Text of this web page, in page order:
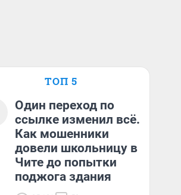
ТОП 5
Один переход по
ссылке изменил всё.
Как мошенники
довели школьницу в
Чите до попытки
поджога здания